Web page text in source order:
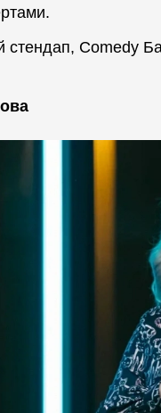
стендап, Comedy